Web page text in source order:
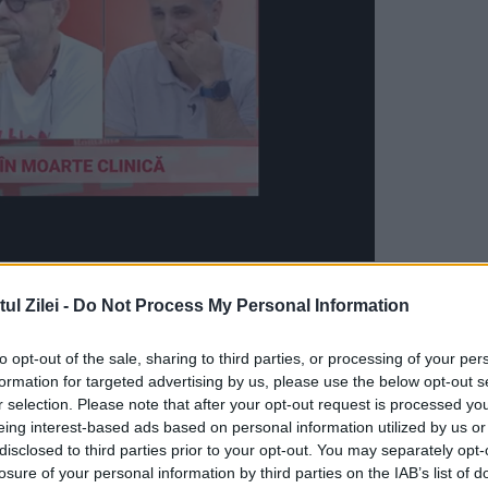
Zilei - Do Not Process My Personal Information
opt-out of the sale, sharing to third parties, or processing of your
for targeted advertising by us, please use the below opt-out
selection. Please note that after your opt-out request is processed
interest-based ads based on personal information utilized by us
to third parties prior to your opt-out. You may separately
of your personal information by third parties on the IAB’s list of
somnolență, dureri de cap, amețeală,
vederii sau chiar stări de paranoia,
atunci când știi că te vei urca la volan.